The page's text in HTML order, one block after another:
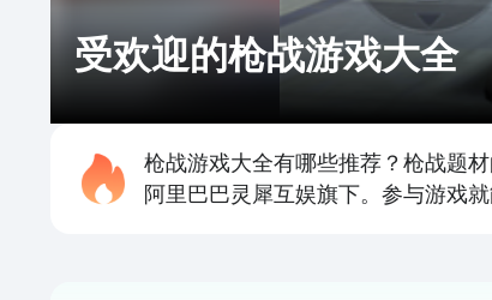
受欢迎的枪战游戏大全
枪战游戏大全有哪些推荐？枪战题
阿里巴巴灵犀互娱旗下。参与游戏